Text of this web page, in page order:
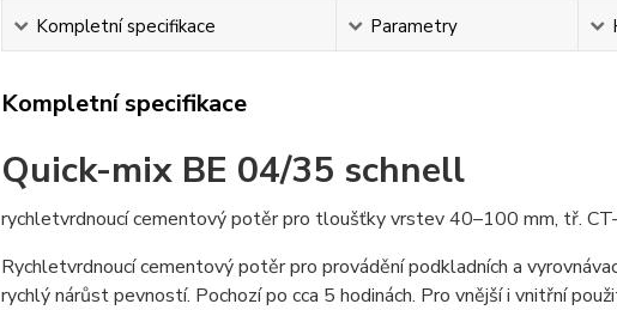
Kompletní specifikace Parametry
Kompletní specifikace
Quick-mix BE 04/35 schnell
rychletvrdnoucí cementový potěr pro tloušťky vrstev 40–100 mm, tř.
Rychletvrdnoucí cementový potěr pro provádění podkladních a
rychlý nárůst pevností. Pochozí po cca 5 hodinách. Pro vnější i vnitřní